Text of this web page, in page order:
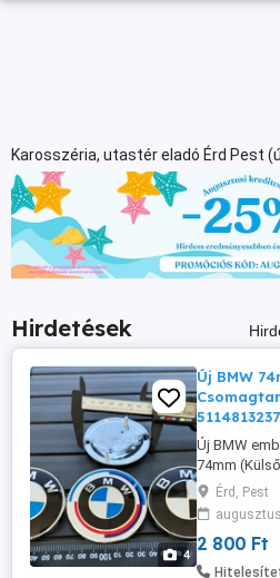
Karosszéria, utastér eladó Érd Pest
Hirdetések
4
Új BMW
Új BMW
74mm
méretek,
weboldalon
.hu Szállítás
automatába,
Érd, Pest
2 800 Ft